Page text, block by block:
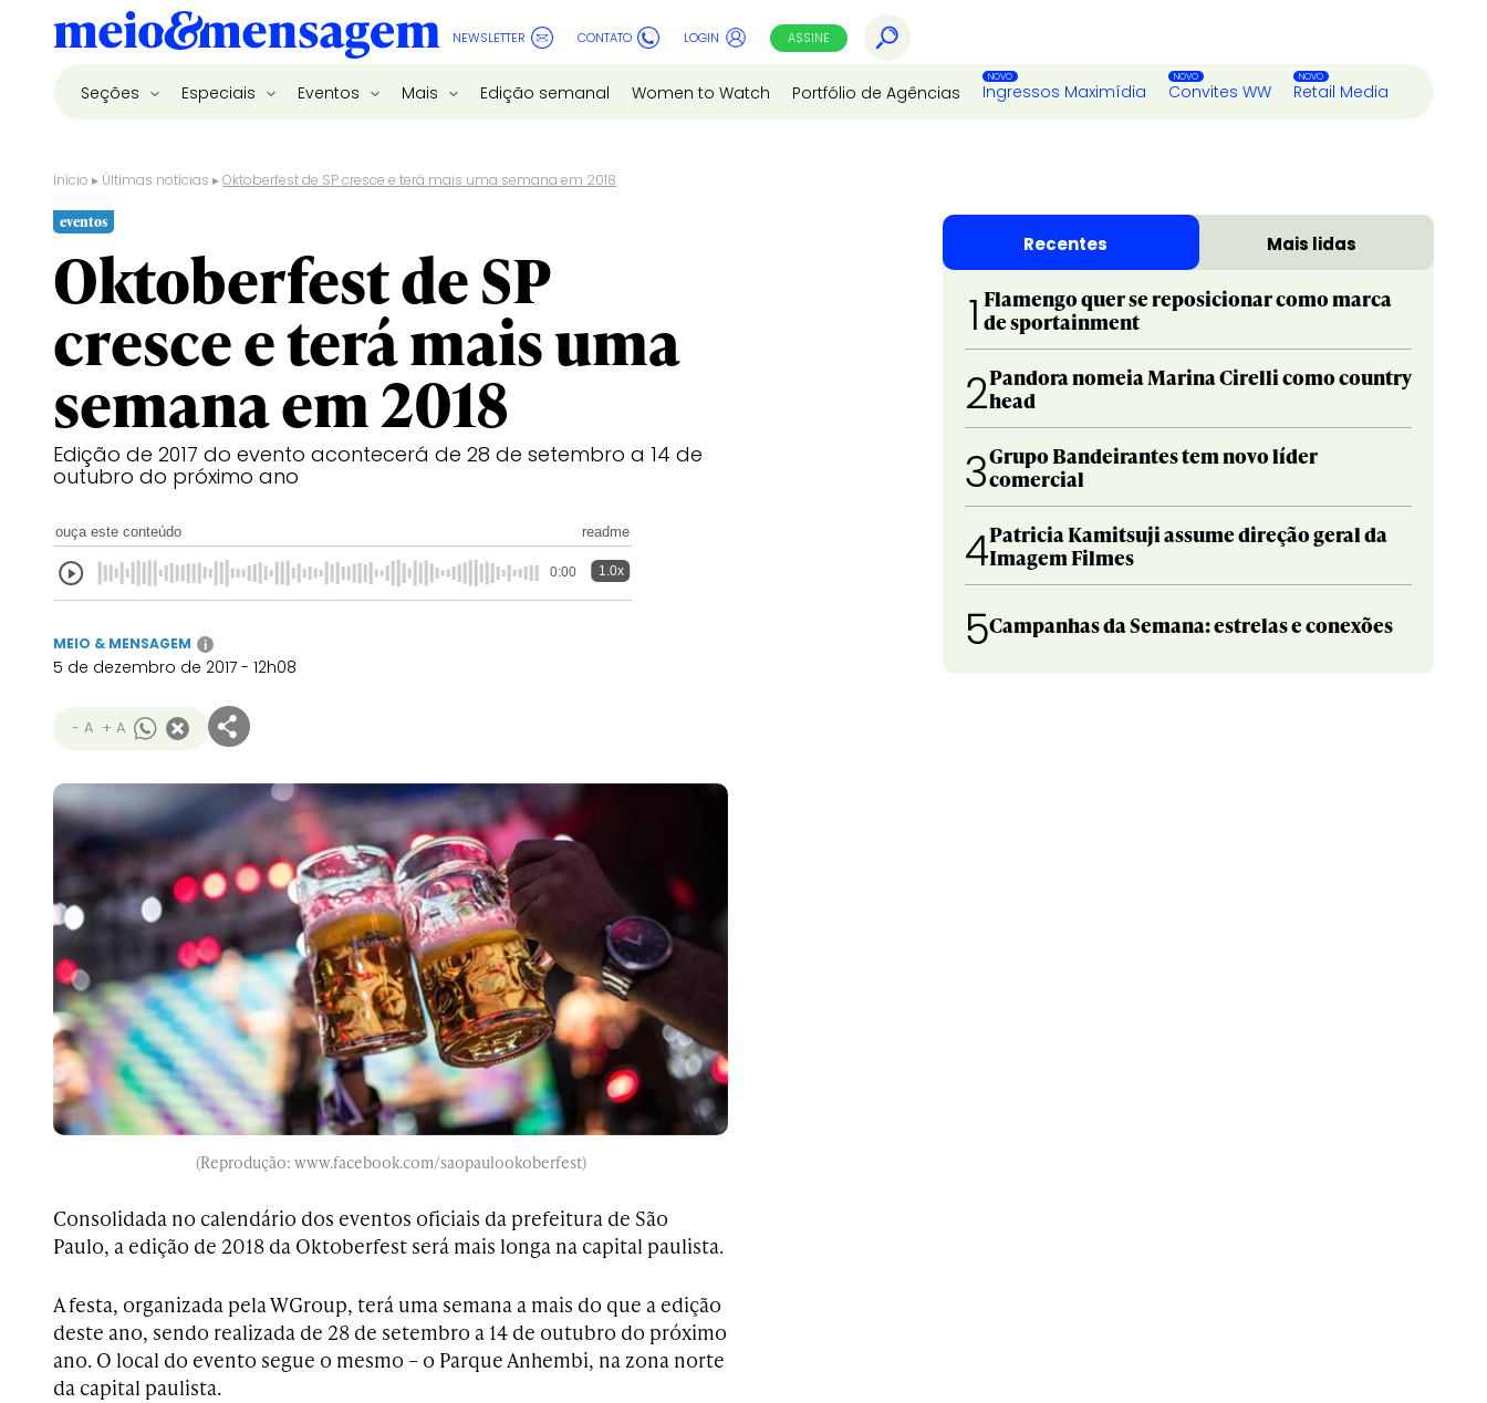
NEWSLETTER CONTATO LOGIN ASSINE
Seções Especiais Eventos Mais Edição semanal Women to Watch Portfólio de Agências Ingressos Maximídia Convites WW Retail Media
Início ▸ Últimas notícias ▸Oktoberfest de SP cresce e terá mais uma semana em 2018
eventos
Oktoberfest de SP
cresce e terá mais uma
semana em 2018
Edição de 2017 do evento acontecerá de 28 de setembro a 14 de
outubro do próximo ano
ouça este conteúdo readme
0:00 1.0x
MEIO & MENSAGEM i
5 de dezembro de 2017 - 12h08
- A + A
(Reprodução: www.facebook.com/saopaulookoberfest)
Consolidada no calendário dos eventos oficiais da prefeitura de São
Paulo, a edição de 2018 da Oktoberfest será mais longa na capital paulista.
A festa, organizada pela WGroup, terá uma semana a mais do que a edição
deste ano, sendo realizada de 28 de setembro a 14 de outubro do próximo
ano. O local do evento segue o mesmo – o Parque Anhembi, na zona norte
da capital paulista.
Recentes Mais lidas
1 Flamengo quer se reposicionar como marca
de sportainment
2Pandora nomeia Marina Cirelli como country
head
3Grupo Bandeirantes tem novo líder
comercial
4Patricia Kamitsuji assume direção geral da
Imagem Filmes
5Campanhas da Semana: estrelas e conexões